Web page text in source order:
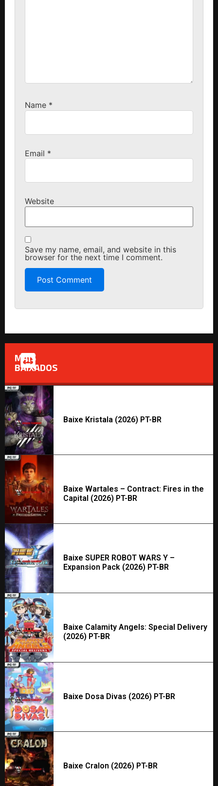
Name *
Email *
Website
Save my name, email, and website in this
browser for the next time I comment.
MAIS
BAIXADOS
Baixe Kristala (2026) PT-BR
Baixe Wartales – Contract: Fires in the
Capital (2026) PT-BR
Baixe SUPER ROBOT WARS Y –
Expansion Pack (2026) PT-BR
Baixe Calamity Angels: Special Delivery
(2026) PT-BR
Baixe Dosa Divas (2026) PT-BR
Baixe Cralon (2026) PT-BR